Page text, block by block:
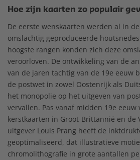
Hoe zijn kaarten zo populair
De eerste wenskaarten werden al in
omslachtig geproduceerde
hoogste rangen konden zich deze
veroorloven. De ontwikkeling van de
van de jaren tachtig van de 19e eeuw
de postwet in zowel Oostenrijk als
het monopolie op het uitgeven van
vervallen. Pas vanaf midden 19e
kerstkaarten in Groot-Brittannië en de
uitgever Louis Prang heeft de
geoptimaliseerd, dat illustratieve
chromolithografie in grote aantallen